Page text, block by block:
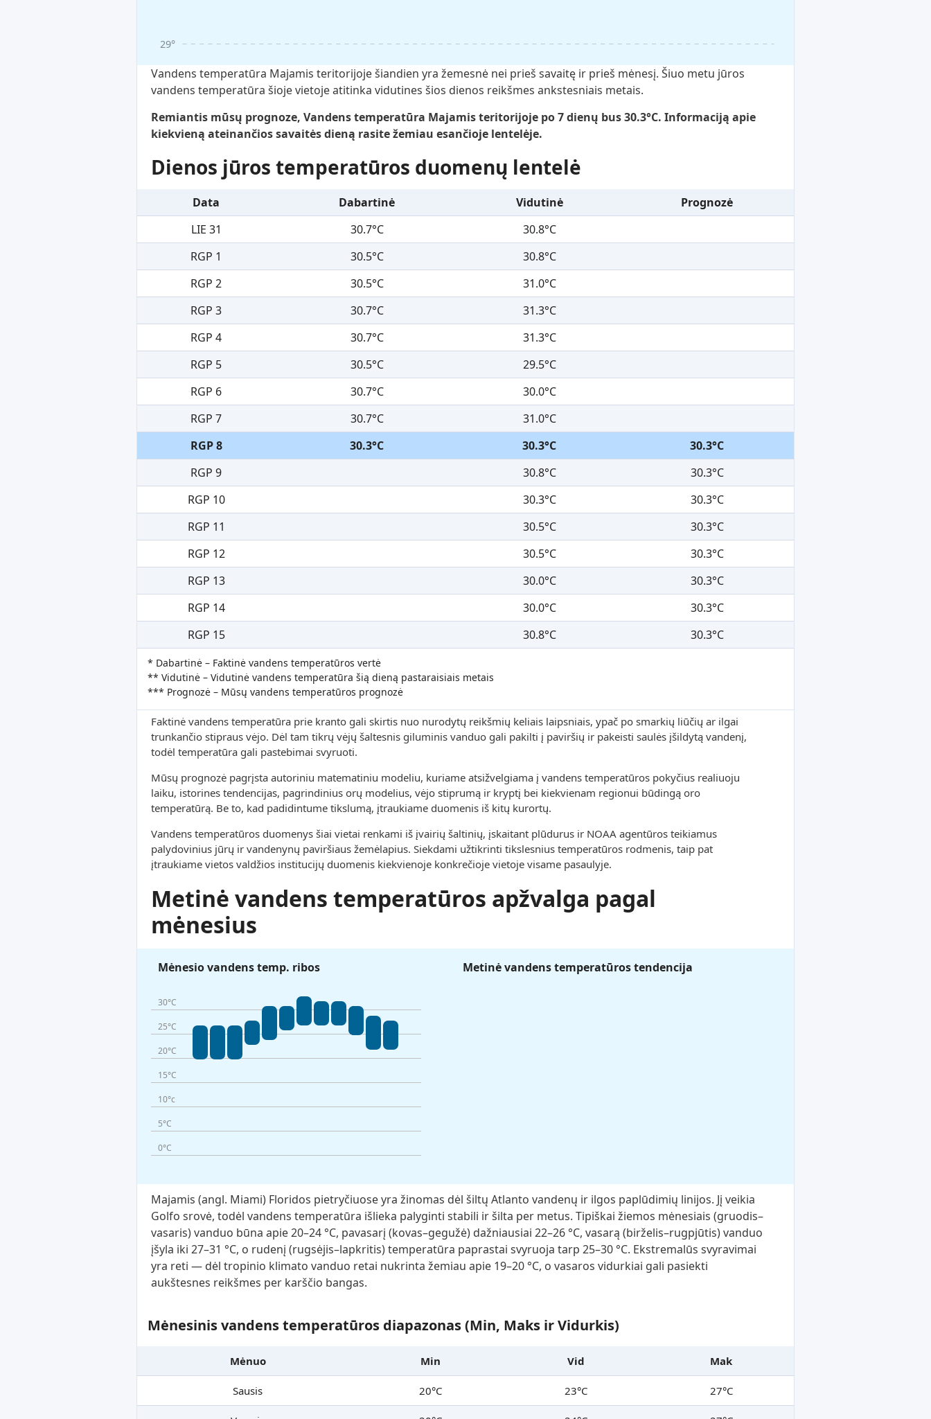
29°
Vandens temperatūra Majamis teritorijoje šiandien yra žemesnė nei prieš savaitę ir prieš mėnesį. Šiuo metu jūros
vandens temperatūra šioje vietoje atitinka vidutines šios dienos reikšmes ankstesniais metais.
Remiantis mūsų prognoze, Vandens temperatūra Majamis teritorijoje po 7 dienų bus 30.3°C. Informaciją apie
kiekvieną ateinančios savaitės dieną rasite žemiau esančioje lentelėje.
Dienos jūros temperatūros duomenų lentelė
Data Dabartinė Vidutinė
Prognozė
LIE 31
30.7°C
30.8°C
RGP 1
30.5°C
30.8°C
RGP 2
30.5°C
31.0°C
RGP 3
30.7°C
31.3°C
RGP 4
30.7°C
31.3°C
RGP 5
30.5°C
29.5°C
RGP 6
30.7°C
30.0°C
RGP 7
30.7°C
31.0°C
RGP 8
30.3°C 30.3°C
30.3°C
RGP 9
30.8°C
30.3°C
RGP 10
30.3°C
30.3°C
RGP 11
30.5°C
30.3°C
RGP 12
30.5°C
30.3°C
RGP 13
30.0°C
30.3°C
RGP 14
30.0°C
30.3°C
RGP 15
30.8°C 30.3°C
* Dabartinė – Faktinė vandens temperatūros vertė
** Vidutinė – Vidutinė vandens temperatūra šią dieną pastaraisiais metais
*** Prognozė – Mūsų vandens temperatūros prognozė
Faktinė vandens temperatūra prie kranto gali skirtis nuo nurodytų reikšmių keliais laipsniais, ypač po smarkių liūčių ar ilgai
trunkančio stipraus vėjo. Dėl tam tikrų vėjų šaltesnis giluminis vanduo gali pakilti į paviršių ir pakeisti saulės įšildytą vandenį,
todėl temperatūra gali pastebimai svyruoti.
Mūsų prognozė pagrįsta autoriniu matematiniu modeliu, kuriame atsižvelgiama į vandens temperatūros pokyčius realiuoju
laiku, istorines tendencijas, pagrindinius orų modelius, vėjo stiprumą ir kryptį bei kiekvienam regionui būdingą oro
temperatūrą. Be to, kad padidintume tikslumą, įtraukiame duomenis iš kitų kurortų.
Vandens temperatūros duomenys šiai vietai renkami iš įvairių šaltinių, įskaitant plūdurus ir NOAA agentūros teikiamus
palydovinius jūrų ir vandenynų paviršiaus žemėlapius. Siekdami užtikrinti tikslesnius temperatūros rodmenis, taip pat
įtraukiame vietos valdžios institucijų duomenis kiekvienoje konkrečioje vietoje visame pasaulyje.
Metinė vandens temperatūros apžvalga pagal
mėnesius
Mėnesio vandens temp. ribos
30°C
25°C
20°C
15°C
10°c
5°C
0°C
Metinė vandens temperatūros tendencija
Majamis (angl. Miami) Floridos pietryčiuose yra žinomas dėl šiltų Atlanto vandenų ir ilgos paplūdimių linijos. Jį veikia
Golfo srovė, todėl vandens temperatūra išlieka palyginti stabili ir šilta per metus. Tipiškai žiemos mėnesiais (gruodis–
vasaris) vanduo būna apie 20–24 °C, pavasarį (kovas–gegužė) dažniausiai 22–26 °C, vasarą (birželis–rugpjūtis) vanduo
įšyla iki 27–31 °C, o rudenį (rugsėjis–lapkritis) temperatūra paprastai svyruoja tarp 25–30 °C. Ekstremalūs svyravimai
yra reti — dėl tropinio klimato vanduo retai nukrinta žemiau apie 19–20 °C, o vasaros vidurkiai gali pasiekti
aukštesnes reikšmes per karščio bangas.
Mėnesinis vandens temperatūros diapazonas (Min, Maks ir Vidurkis)
Mėnuo Min Vid Mak
Sausis 20°C 23°C 27°C